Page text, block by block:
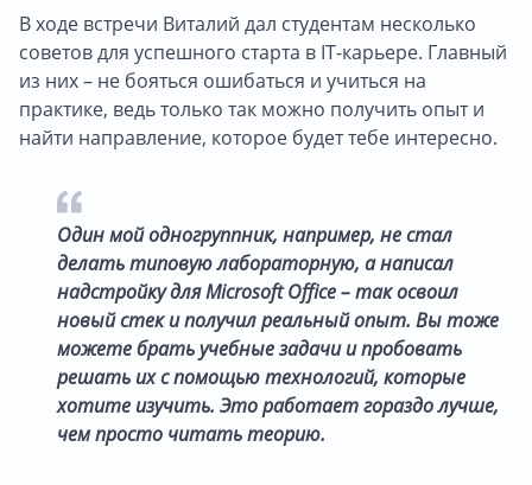
В ходе встречи Виталий дал студентам несколько
советов для успешного старта в IT-карьере. Главный
из них – не бояться ошибаться и учиться на
практике, ведь только так можно получить опыт и
найти направление, которое будет тебе интересно.
Один мой одногруппник, например, не стал
делать типовую лабораторную, а написал
надстройку для Microsoft Office – так освоил
новый стек и получил реальный опыт. Вы тоже
можете брать учебные задачи и пробовать
решать их с помощью технологий, которые
хотите изучить. Это работает гораздо лучше,
чем просто читать теорию.